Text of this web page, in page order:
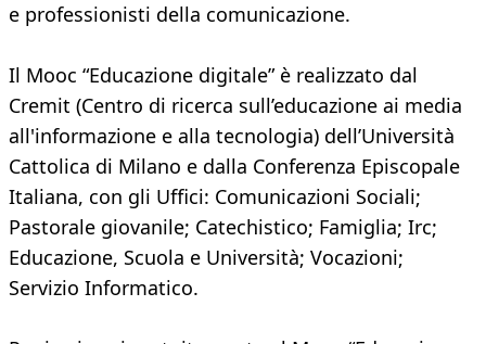
e professionisti della comunicazione.
Il Mooc “Educazione digitale” è realizzato dal
Cremit (Centro di ricerca sull’educazione ai media
all'informazione e alla tecnologia) dell’Università
Cattolica di Milano e dalla Conferenza Episcopale
Italiana, con gli Uffici: Comunicazioni Sociali;
Pastorale giovanile; Catechistico; Famiglia; Irc;
Educazione, Scuola e Università; Vocazioni;
Servizio Informatico.